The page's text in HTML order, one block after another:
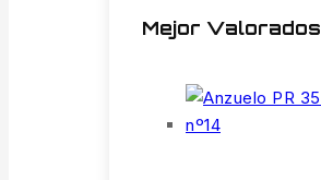
Mejor Valorados